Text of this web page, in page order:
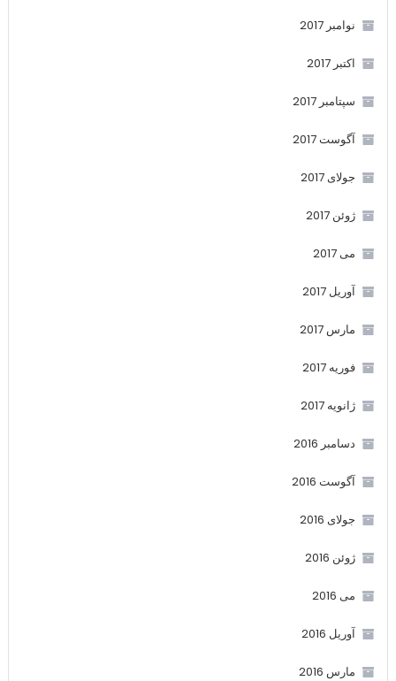
نوامبر 2017
اکتبر 2017
سپتامبر 2017
آگوست 2017
جولای 2017
ژوئن 2017
می 2017
آوریل 2017
مارس 2017
فوریه 2017
ژانویه 2017
دسامبر 2016
آگوست 2016
جولای 2016
ژوئن 2016
می 2016
آوریل 2016
مارس 2016